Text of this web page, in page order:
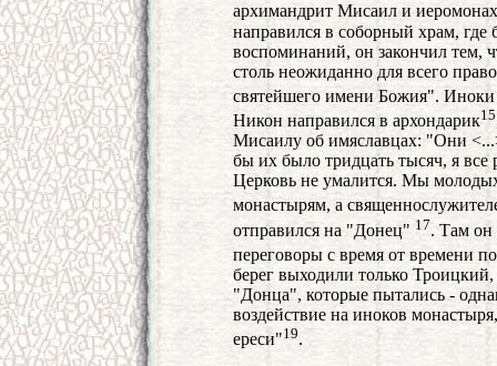
архимандрит Мисаил и
направился в соборный храм, где
воспоминаний, он закончил тем,
столь неожиданно для всего
святейшего имени Божия".
Никон направился в архондарик15
Мисаилу об имяславцах: "Они
бы их было тридцать тысяч, я все
Церковь не умалится. Мы
монастырям, а
отправился на "Донец" 1 7. Там он
переговоры с время от времени
берег выходили только
"Донца", которые пытались -
воздействие на иноков
ереси"19.